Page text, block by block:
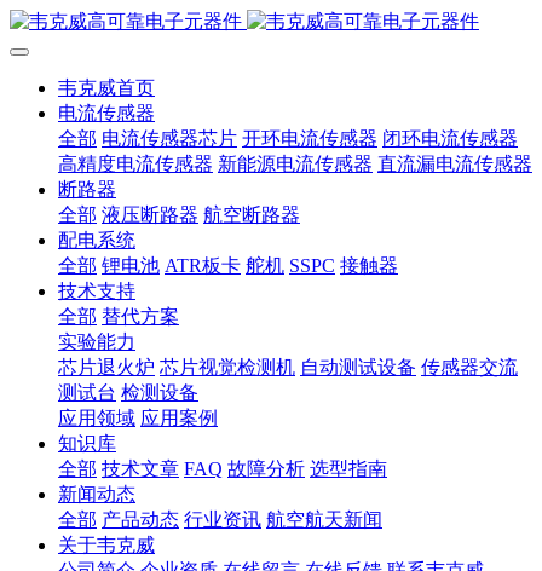
韦克威首页
电流传感器
全部 电流传感器芯片 开环电流传感器 闭环电流传感器
高精度电流传感器 新能源电流传感器 直流漏电流传感器
断路器
全部 液压断路器 航空断路器
配电系统
全部 锂电池 ATR板卡 舵机 SSPC 接触器
技术支持
全部 替代方案
实验能力
芯片退火炉 芯片视觉检测机 自动测试设备 传感器交流
测试台 检测设备
应用领域 应用案例
知识库
全部 技术文章 FAQ 故障分析 选型指南
新闻动态
全部 产品动态 行业资讯 航空航天新闻
关于韦克威